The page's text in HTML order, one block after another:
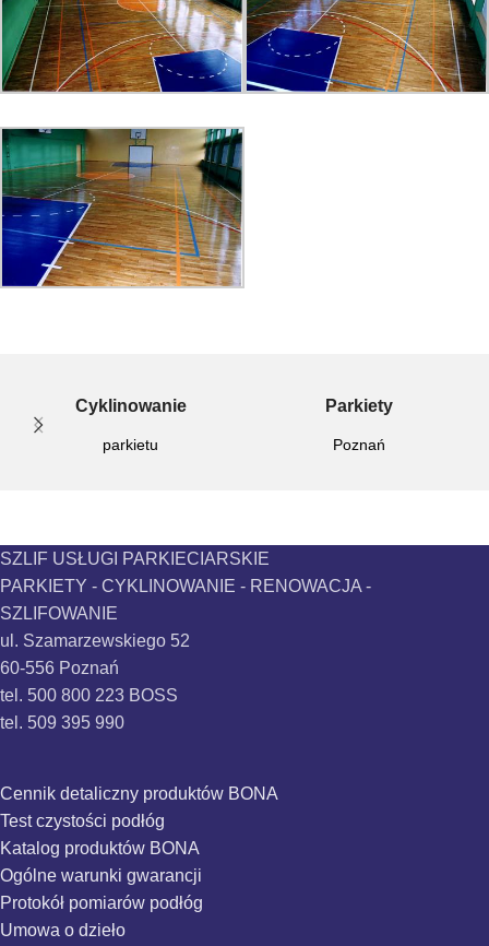
Cyklinowanie
parkietu
Parkiety
Poznań
SZLIF USŁUGI PARKIECIARSKIE
PARKIETY - CYKLINOWANIE - RENOWACJA -
SZLIFOWANIE
ul. Szamarzewskiego 52
60-556 Poznań
tel. 500 800 223 BOSS
tel. 509 395 990
Cennik detaliczny produktów BONA
Test czystości podłóg
Katalog produktów BONA
Ogólne warunki gwarancji
Protokół pomiarów podłóg
Umowa o dzieło